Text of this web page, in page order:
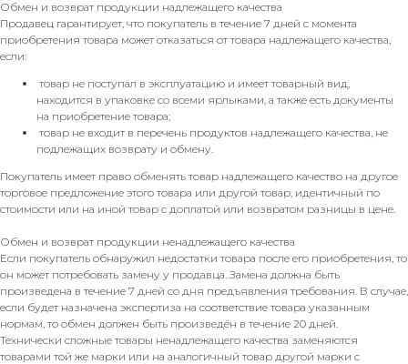
Обмен и возврат продукции надлежащего качества
Продавец гарантирует, что покупатель в течение 7 дней с момента
приобретения товара может отказаться от товара надлежащего качества,
если:
товар не поступал в эксплуатацию и имеет товарный вид,
находится в упаковке со всеми ярлыками, а также есть документы
на приобретение товара;
товар не входит в перечень продуктов надлежащего качества, не
подлежащих возврату и обмену.
Покупатель имеет право обменять товар надлежащего качество на другое
торговое предложение этого товара или другой товар, идентичный по
стоимости или на иной товар с доплатой или возвратом разницы в цене.
Обмен и возврат продукции ненадлежащего качества
Если покупатель обнаружил недостатки товара после его приобретения, то
он может потребовать замену у продавца. Замена должна быть
произведена в течение 7 дней со дня предъявления требования. В случае,
если будет назначена экспертиза на соответствие товара указанным
нормам, то обмен должен быть произведён в течение 20 дней.
Технически сложные товары ненадлежащего качества заменяются
товарами той же марки или на аналогичный товар другой марки с